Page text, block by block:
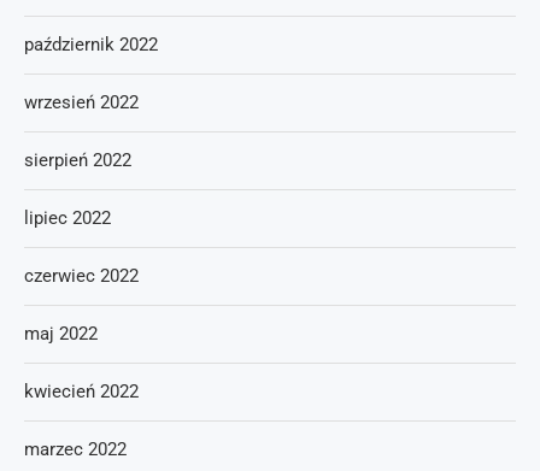
październik 2022
wrzesień 2022
sierpień 2022
lipiec 2022
czerwiec 2022
maj 2022
kwiecień 2022
marzec 2022